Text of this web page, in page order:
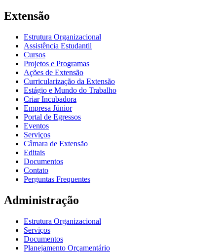
Extensão
Estrutura Organizacional
Assistência Estudantil
Cursos
Projetos e Programas
Ações de Extensão
Curricularização da Extensão
Estágio e Mundo do Trabalho
Criar Incubadora
Empresa Júnior
Portal de Egressos
Eventos
Serviços
Câmara de Extensão
Editais
Documentos
Contato
Perguntas Frequentes
Administração
Estrutura Organizacional
Serviços
Documentos
Planejamento Orçamentário